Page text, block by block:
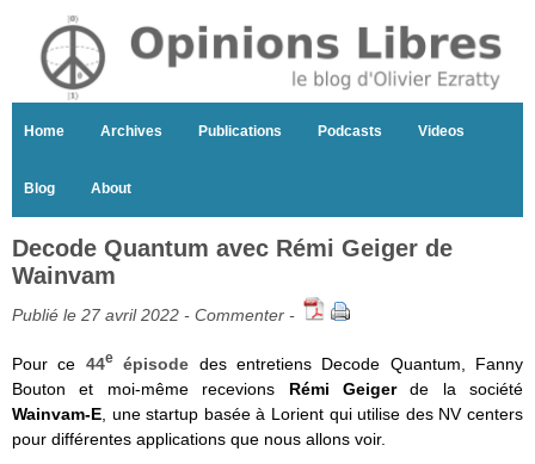
Home Archives Publications Podcasts Videos
Blog About
Decode Quantum avec Rémi Geiger de
Wainvam
Publié le 27 avril 2022 - Commenter -
Pour ce 44eépisode des entretiens Decode Quantum, Fanny
Bouton et moi-même recevions Rémi Geigerde la société
Wainvam-E , une startup basée à Lorient qui utilise des NV centers
pour différentes applications que nous allons voir.